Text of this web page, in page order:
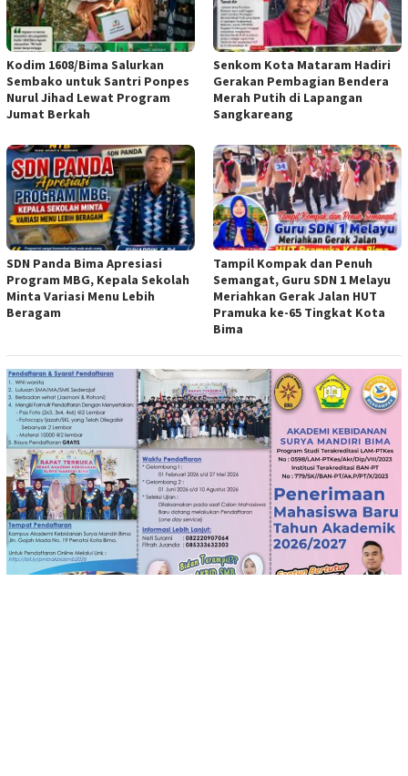
Kodim 1608/Bima Salurkan
Sembako untuk Santri Ponpes
Nurul Jihad Lewat Program
Jumat Berkah
Senkom Kota Mataram Hadiri
Gerakan Pembagian Bendera
Merah Putih di Lapangan
Sangkareang
SDN Panda Bima Apresiasi
Program MBG, Kepala Sekolah
Minta Variasi Menu Lebih
Beragam
Tampil Kompak dan Penuh
Semangat, Guru SDN 1 Melayu
Meriahkan Gerak Jalan HUT
Pramuka ke-65 Tingkat Kota
Bima